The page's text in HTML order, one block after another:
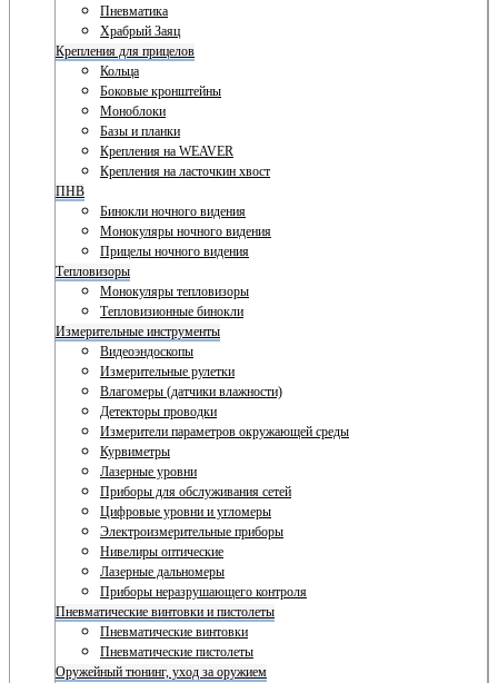
Пневматика
Храбрый Заяц
Крепления для прицелов
Кольца
Боковые кронштейны
Моноблоки
Базы и планки
Крепления на WEAVER
Крепления на ласточкин хвост
ПНВ
Бинокли ночного видения
Монокуляры ночного видения
Прицелы ночного видения
Тепловизоры
Монокуляры тепловизоры
Тепловизионные бинокли
Измерительные инструменты
Видеоэндоскопы
Измерительные рулетки
Влагомеры (датчики влажности)
Детекторы проводки
Измерители параметров окружающей среды
Курвиметры
Лазерные уровни
Приборы для обслуживания сетей
Цифровые уровни и угломеры
Электроизмерительные приборы
Нивелиры оптические
Лазерные дальномеры
Приборы неразрушающего контроля
Пневматические винтовки и пистолеты
Пневматические винтовки
Пневматические пистолеты
Оружейный тюнинг, уход за оружием